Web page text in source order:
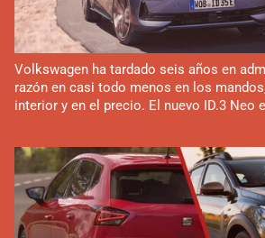
Volkswagen ha tardado seis años en
razón en casi todo menos en los
interior y en el precio. El nuevo ID.3 Neo